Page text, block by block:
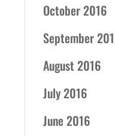
October 2016
September
August 2016
July 2016
June 2016